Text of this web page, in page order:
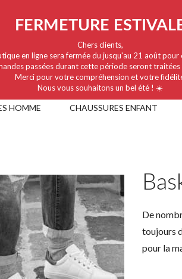
HOMME CHAUSSURES ENFANT
FERMETURE
Chers clients,
en ligne sera fermée du jusqu'au 21 août pour
passées durant cette période seront
Merci pour votre compréhension et votre
Nous vous souhaitons un bel été ! ☀️
De
toujours
pour la